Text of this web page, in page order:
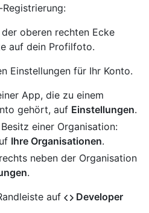
oberen rechten Ecke
auf dein Profilfoto.
Einstellungen für Ihr Konto.
App, die zu einem
gehört, auf Einstellungen.
einer Organisation:
Ihre Organisationen.
neben der Organisation
.
auf
Developer